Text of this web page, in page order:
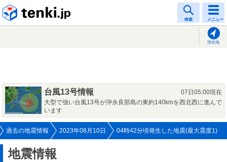
検索 メニュー
現在地
台風13号情報
07日05:00現在
大型で強い台風13号が沖永良部島の東約140kmを西北西に進んで
います
過去の地震情報 2023年08月10日 04時42分頃発生した地震(最大震度1)
地震情報